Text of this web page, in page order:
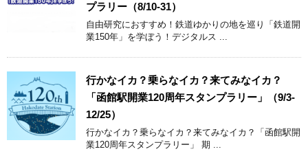
プラリー（8/10-31）
自由研究におすすめ！鉄道ゆかりの地を巡り「鉄道開
業150年」を学ぼう！デジタルス ...
行かなイカ？乗らなイカ？来てみなイカ？
「函館駅開業120周年スタンプラリー」（9/3-
12/25）
行かなイカ？乗らなイカ？来てみなイカ？「函館駅開
業120周年スタンプラリー」 期 ...